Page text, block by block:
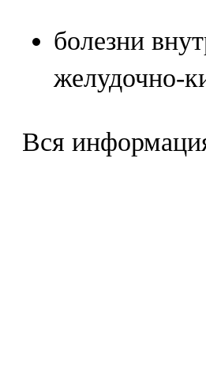
болезни
желудочно-
Вся